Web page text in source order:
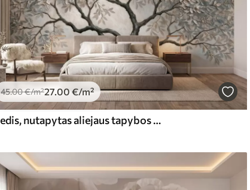
45.00€/m²27.00 €/m²
Medis, nutapytas aliejaus tapybos stiliumi, ramiomis natūraliomis pilkai-smėlio spalvų tonais